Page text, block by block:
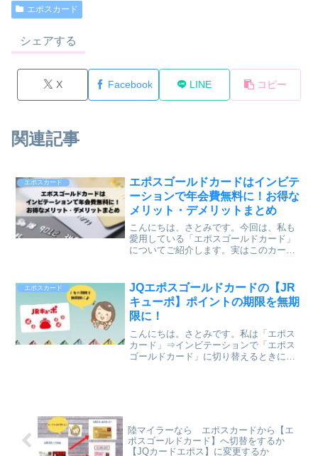
エポスカード
シェアする
X Facebook LINE コピー
関連記事
エポスカード
エポスゴールドカードはインビテ
ーションで年会費無料に！お得な
メリット・デメリットまとめ
こんにちは、さとみです。今回は、私も
愛用している「エポスゴールドカード」
についてご紹介します。実はこのカー
です！とてもお得なので、これからゴー
ルドカードを検討している方...
エポスカード
JQエポスゴールドカードの【JR
キューポ】ポイントの期限を無期
限に！
こんにちは。さとみです。私は「エポス
カード」⇒インビテーションで「エポス
ゴールドカード」に切り替えるときに
陸マイラーなら エポスカードから【エ
ポスゴールドカード】へ切替をするか
【JQカードエポス】に変更するか